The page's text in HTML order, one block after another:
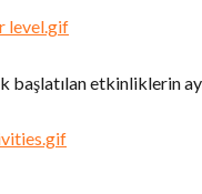
başlatılan etkinliklerin